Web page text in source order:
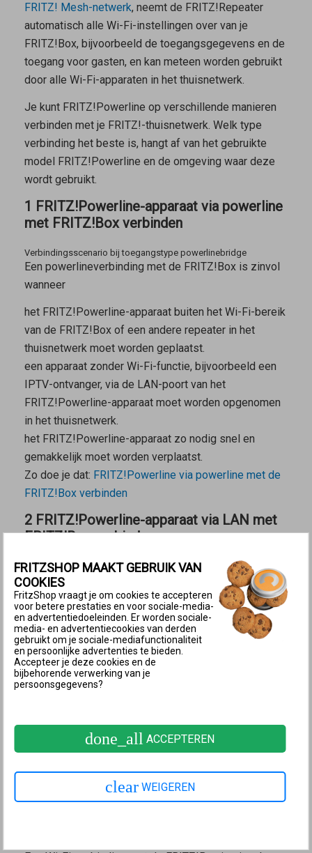
FRITZ! Mesh-netwerk, neemt de FRITZ!Repeater
automatisch alle Wi-Fi-instellingen over van je
FRITZ!Box, bijvoorbeeld de toegangsgegevens en de
toegang voor gasten, en kan meteen worden gebruikt
door alle Wi-Fi-apparaten in het thuisnetwerk.
Je kunt FRITZ!Powerline op verschillende manieren
verbinden met je FRITZ!-thuisnetwerk. Welk type
verbinding het beste is, hangt af van het gebruikte
model FRITZ!Powerline en de omgeving waar deze
wordt gebruikt.
1 FRITZ!Powerline-apparaat via powerline
met FRITZ!Box verbinden
Verbindingsscenario bij toegangstype powerlinebridge
Een powerlineverbinding met de FRITZ!Box is zinvol
wanneer
het FRITZ!Powerline-apparaat buiten het Wi-Fi-bereik
van de FRITZ!Box of een andere repeater in het
thuisnetwerk moet worden geplaatst.
een apparaat zonder Wi-Fi-functie, bijvoorbeeld een
IPTV-ontvanger, via de LAN-poort van het
FRITZ!Powerline-apparaat moet worden opgenomen
in het thuisnetwerk.
het FRITZ!Powerline-apparaat zo nodig snel en
gemakkelijk moet worden verplaatst.
Zo doe je dat: FRITZ!Powerline via powerline met de
FRITZ!Box verbinden
2 FRITZ!Powerline-apparaat via LAN met
FRITZ!Box verbinden
Verbindingsscenario voor het verbindingstype LAN-bridge
Een LAN-verbinding met de FRITZ!Box is zinvol
wanneer
het FRITZ!Powerline-apparaat buiten het Wi-Fi-bereik
van de FRITZ!Box of een andere repeater in het
thuisnetwerk moet worden geplaatst.
vanaf de plaats waar het FRITZ!Powerline-apparaat
aanwezige bekabeling voor het netwerk in huis.
Zo doe je dat:FRITZ!Powerline via LAN met de
FRITZ!Box verbinden
3 FRITZ!Powerline-apparaat via Wi-Fi met
FRITZSHOP MAAKT GEBRUIK VAN
COOKIES
FritzShop vraagt je om cookies te accepteren
voor betere prestaties en voor sociale-media-
en advertentiedoeleinden. Er worden sociale-
media- en advertentiecookies van derden
gebruikt om je sociale-mediafunctionaliteit
en persoonlijke advertenties te bieden.
Accepteer je deze cookies en de
bijbehorende verwerking van je
persoonsgegevens?
done_all ACCEPTEREN
clear WEIGEREN